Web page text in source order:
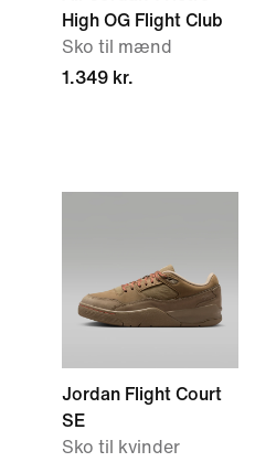
High OG Flight Club
Sko til mænd
1.349 kr.
Jordan Flight Court
SE
Sko til kvinder